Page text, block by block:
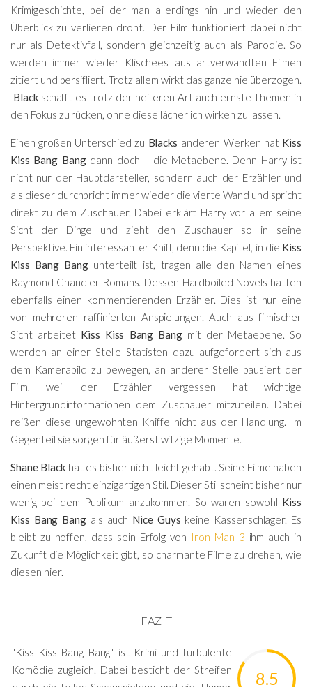
Krimigeschichte, bei der man allerdings hin und wieder den
Überblick zu verlieren droht. Der Film funktioniert dabei nicht
nur als Detektivfall, sondern gleichzeitig auch als Parodie. So
werden immer wieder Klischees aus artverwandten Filmen
zitiert und persifliert. Trotz allem wirkt das ganze nie überzogen.
Black schafft es trotz der heiteren Art auch ernste Themen in
den Fokus zu rücken, ohne diese lächerlich wirken zu lassen.
Einen großen Unterschied zu Blacks anderen Werken hat Kiss
Kiss Bang Bangdann doch – die Metaebene. Denn Harry ist
nicht nur der Hauptdarsteller, sondern auch der Erzähler und
als dieser durchbricht immer wieder die vierte Wand und spricht
direkt zu dem Zuschauer. Dabei erklärt Harry vor allem seine
Sicht der Dinge und zieht den Zuschauer so in seine
Perspektive. Ein interessanter Kniff, denn die Kapitel, in die Kiss
Kiss Bang Bangunterteilt ist, tragen alle den Namen eines
Raymond Chandler Romans. Dessen Hardboiled Novels hatten
ebenfalls einen kommentierenden Erzähler. Dies ist nur eine
von mehreren raffinierten Anspielungen. Auch aus filmischer
Sicht arbeitet Kiss Kiss Bang Bang mit der Metaebene. So
werden an einer Stelle Statisten dazu aufgefordert sich aus
dem Kamerabild zu bewegen, an anderer Stelle pausiert der
Film, weil der Erzähler vergessen hat wichtige
Hintergrundinformationen dem Zuschauer mitzuteilen. Dabei
reißen diese ungewohnten Kniffe nicht aus der Handlung. Im
Gegenteil sie sorgen für äußerst witzige Momente.
Shane Black hat es bisher nicht leicht gehabt. Seine Filme haben
einen meist recht einzigartigen Stil. Dieser Stil scheint bisher nur
wenig bei dem Publikum anzukommen. So waren sowohl Kiss
Kiss Bang Bang als auch Nice Guys keine Kassenschlager. Es
bleibt zu hoffen, dass sein Erfolg von Iron Man 3 ihm auch in
Zukunft die Möglichkeit gibt, so charmante Filme zu drehen, wie
diesen hier.
FAZIT
8.5
"Kiss Kiss Bang Bang" ist Krimi und turbulente
Komödie zugleich. Dabei besticht der Streifen